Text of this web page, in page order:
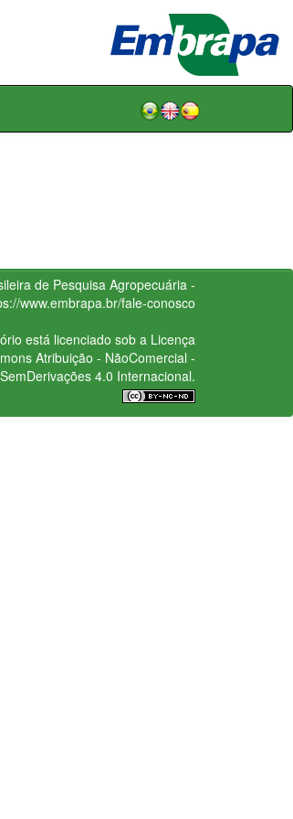
de Pesquisa Agropecuária -
www.embrapa.br/fale-conosco
está licenciado sob a Licença
Atribuição - NãoComercial -
SemDerivações 4.0 Internacional.